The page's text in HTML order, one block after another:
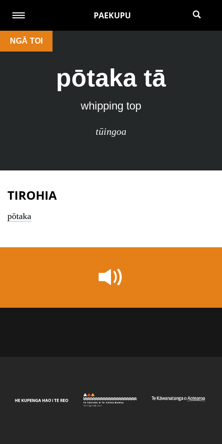
PAEKUPU
NGĀ TOI
pōtaka tā
whipping top
tūingoa
TIROHIA
pōtaka